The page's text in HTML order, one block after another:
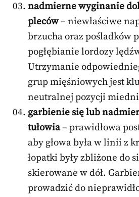
nadmierne wyginanie
pleców– niewłaściwe
brzucha oraz pośladków
pogłębianie lordozy
Utrzymanie
grup mięśniowych jest
neutralnej pozycji
garbienie się lub
tułowia– prawidłowa
aby głowa była w linii z
łopatki były zbliżone do
skierowane w dół.
prowadzić do